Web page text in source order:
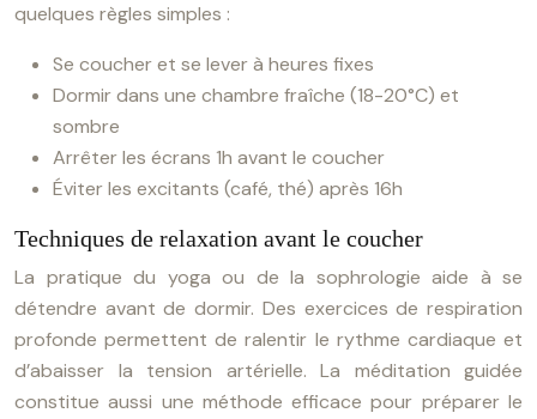
quelques règles simples :
Se coucher et se lever à heures fixes
Dormir dans une chambre fraîche (18-20°C) et
sombre
Arrêter les écrans 1h avant le coucher
Éviter les excitants (café, thé) après 16h
Techniques de relaxation avant le coucher
La pratique du yoga ou de la sophrologie aide à se
détendre avant de dormir. Des exercices de respiration
profonde permettent de ralentir le rythme cardiaque et
d’abaisser la tension artérielle. La méditation guidée
constitue aussi une méthode efficace pour préparer le